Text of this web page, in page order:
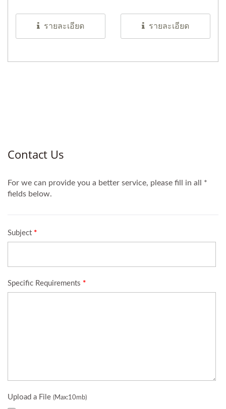
บนพื้นผิว...รายละเอียด รายละเอียด